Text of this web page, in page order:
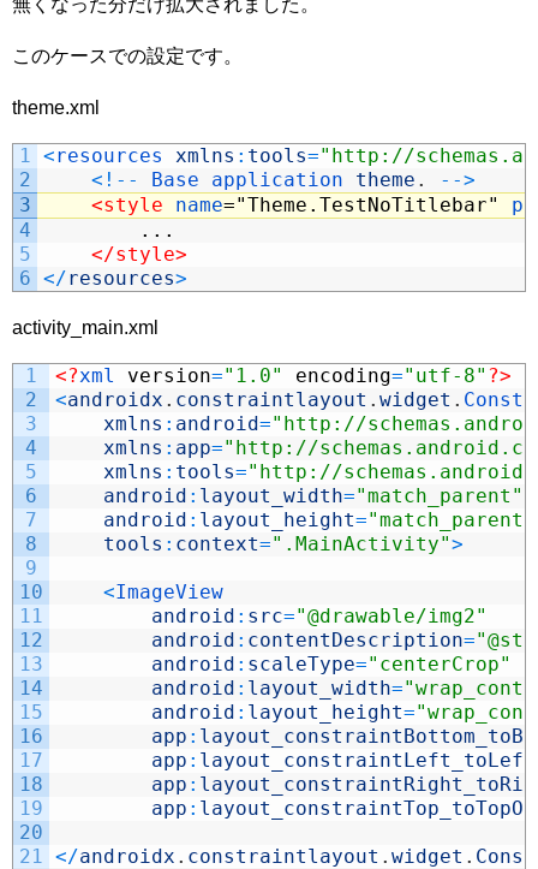
このケースでの設定です。
theme.xml
1
2
3
4
5
6
<resources xmlns : tools="http://
< ! -- Base application theme . -->
<style name="Theme.TestNoTitlebar"
...
</style>
</resources>
activity_main.xml
1
2
3
4
5
6
7
8
9
10
11
12
13
14
15
16
17
18
19
20
21
<?xml version="1.0" encoding="utf-8" ?>
<androidx . constraintlayout . widget .
xmlns : android="http://
xmlns : app="http://
xmlns : tools="http://
android : layout_width="match_parent"
android : layout_height="match_parent"
tools : context=".MainActivity">
<ImageView
android : src="@drawable/img2"
android : contentDescription=
android : scaleType="centerCrop"
android : layout_width=
android : layout_height=
app :
app :
app :
app : layout_constraintTop_toTopOf
</androidx . constraintlayout . widget .